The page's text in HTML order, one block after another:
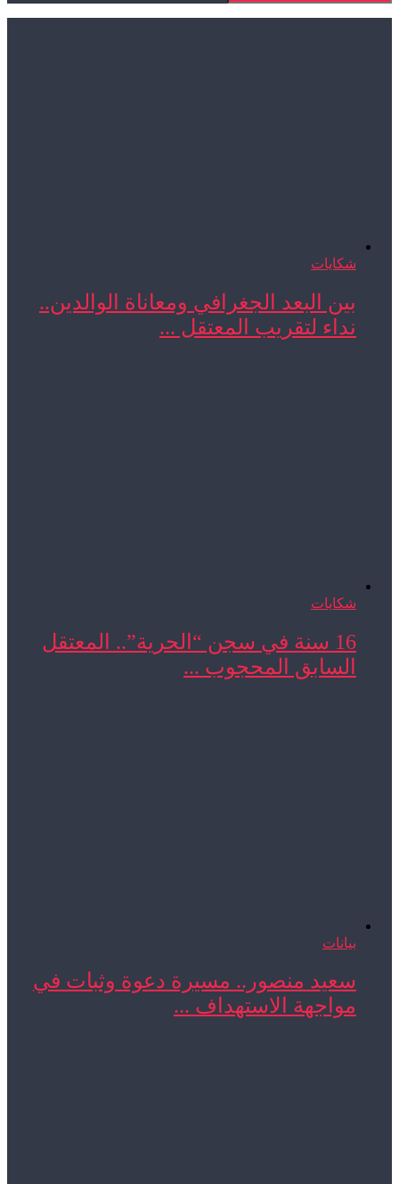
شكايات
بين البعد الجغرافي ومعاناة الوالدين..
نداء لتقريب المعتقل ...
شكايات
16 سنة في سجن “الحرية”.. المعتقل
السابق المحجوب ...
سعيد منصور.. مسيرة دعوة وثبات في
مواجهة الاستهداف ...